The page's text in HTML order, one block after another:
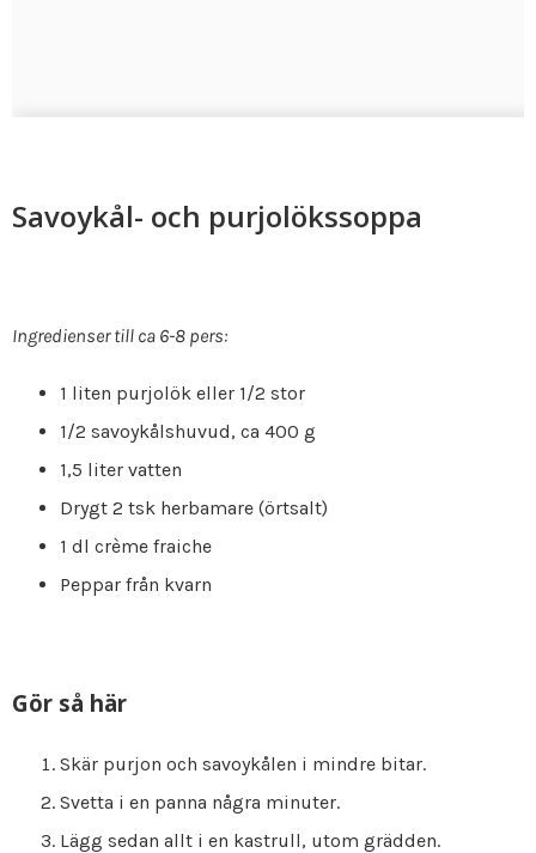
Savoykål- och purjolökssoppa
Ingredienser till ca 6-8 pers:
1 liten purjolök eller 1/2 stor
1/2 savoykålshuvud, ca 400 g
1,5 liter vatten
Drygt 2 tsk herbamare (örtsalt)
1 dl crème fraiche
Peppar från kvarn
Gör så här
Skär purjon och savoykålen i mindre bitar.
Svetta i en panna några minuter.
Lägg sedan allt i en kastrull, utom grädden.